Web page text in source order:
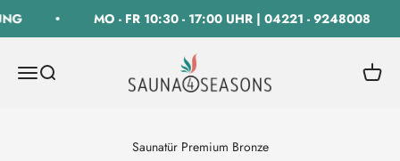
MO - FR 10:30 - 17:00 UHR | 04221 - 9248008
Navigationsmenü öffnen
Suche öffnen
SAUNA 4 SEASONS GmbH